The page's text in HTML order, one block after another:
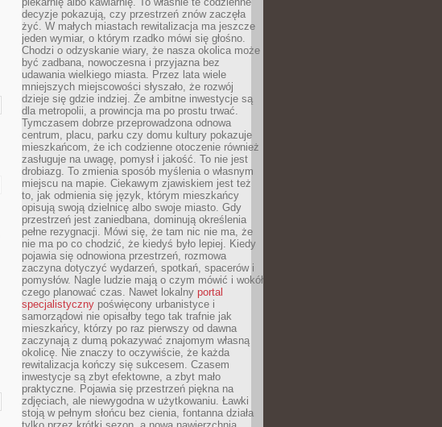
decyzje pokazują, czy przestrzeń znów zaczęła
żyć. W małych miastach rewitalizacja ma jeszcze
jeden wymiar, o którym rzadko mówi się głośno.
Chodzi o odzyskanie wiary, że nasza okolica może
być zadbana, nowoczesna i przyjazna bez
udawania wielkiego miasta. Przez lata wiele
mniejszych miejscowości słyszało, że rozwój
dzieje się gdzie indziej. Że ambitne inwestycje są
dla metropolii, a prowincja ma po prostu trwać.
Tymczasem dobrze przeprowadzona odnowa
centrum, placu, parku czy domu kultury pokazuje
mieszkańcom, że ich codzienne otoczenie również
zasługuje na uwagę, pomysł i jakość. To nie jest
drobiazg. To zmienia sposób myślenia o własnym
miejscu na mapie. Ciekawym zjawiskiem jest też
to, jak odmienia się język, którym mieszkańcy
opisują swoją dzielnicę albo swoje miasto. Gdy
przestrzeń jest zaniedbana, dominują określenia
pełne rezygnacji. Mówi się, że tam nic nie ma, że
nie ma po co chodzić, że kiedyś było lepiej. Kiedy
pojawia się odnowiona przestrzeń, rozmowa
zaczyna dotyczyć wydarzeń, spotkań, spacerów i
pomysłów. Nagle ludzie mają o czym mówić i wokół
czego planować czas. Nawet lokalny portal
specjalistyczny poświęcony urbanistyce i
samorządowi nie opisałby tego tak trafnie jak
mieszkańcy, którzy po raz pierwszy od dawna
zaczynają z dumą pokazywać znajomym własną
okolicę. Nie znaczy to oczywiście, że każda
rewitalizacja kończy się sukcesem. Czasem
inwestycje są zbyt efektowne, a zbyt mało
praktyczne. Pojawia się przestrzeń piękna na
zdjęciach, ale niewygodna w użytkowaniu. Ławki
stoją w pełnym słońcu bez cienia, fontanna działa